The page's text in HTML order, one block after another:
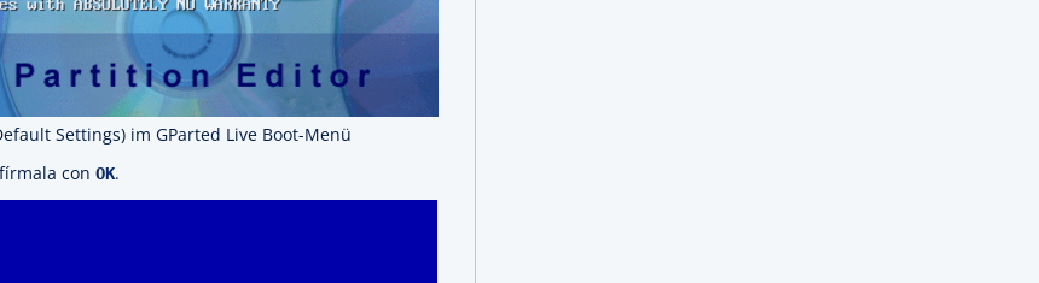
Settings) im GParted Live Boot-Menü
con OK.